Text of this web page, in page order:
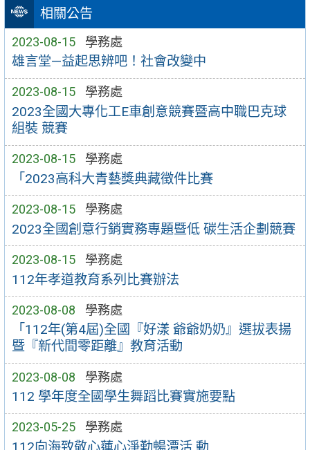
相關公告
2023-08-15 學務處
雄言堂—益起思辨吧！社會改變中
2023-08-15 學務處
2023全國大專化工E車創意競賽暨高中職巴克球
組裝 競賽
2023-08-15 學務處
「2023高科大青藝獎典藏徵件比賽
2023-08-15 學務處
2023全國創意行銷實務專題暨低 碳生活企劃競賽
2023-08-15 學務處
112年孝道教育系列比賽辦法
2023-08-08 學務處
「112年(第4屆)全國『好漾 爺爺奶奶』選拔表揚
暨『新代間零距離』教育活動
2023-08-08 學務處
112 學年度全國學生舞蹈比賽實施要點
2023-05-25 學務處